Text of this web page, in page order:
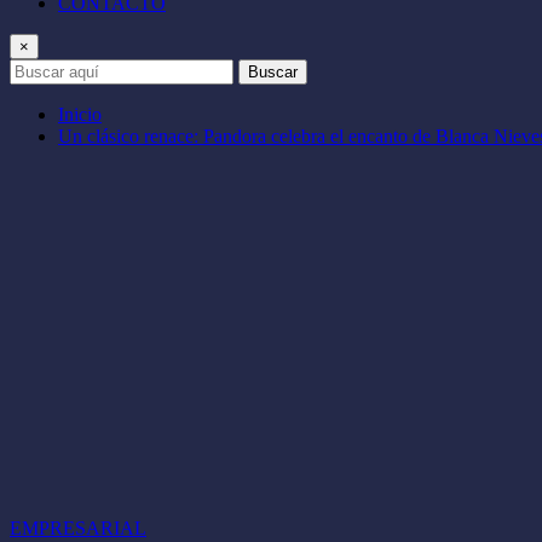
×
Buscar
Inicio
Un clásico renace: Pandora celebra el encanto de Blanca
EMPRESARIAL